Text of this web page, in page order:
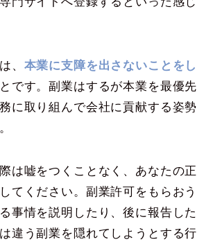
、 本業に支障を出さないことをし
です。副業はするが本業を最優先
に取り組んで会社に貢献する姿勢
は嘘をつくことなく、あなたの正
てください。副業許可をもらおう
事情を説明したり、後に報告した
違う副業を隠れてしようとする行